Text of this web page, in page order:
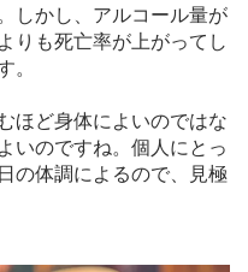
しかし、アルコール量が
りも死亡率が上がってし
。
ほど身体によいのではな
いのですね。個人にとっ
の体調によるので、見極